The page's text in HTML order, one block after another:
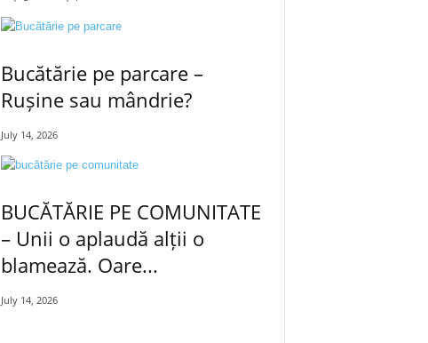
Bucătărie pe parcare –
Rușine sau mândrie?
July 14, 2026
BUCĂTĂRIE PE COMUNITATE
– Unii o aplaudă alții o
blamează. Oare...
July 14, 2026